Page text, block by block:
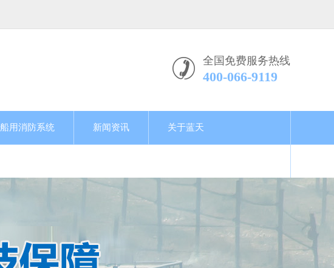
全国免费服务热线
400-066-9119
船用消防系统 新闻资讯 关于蓝天